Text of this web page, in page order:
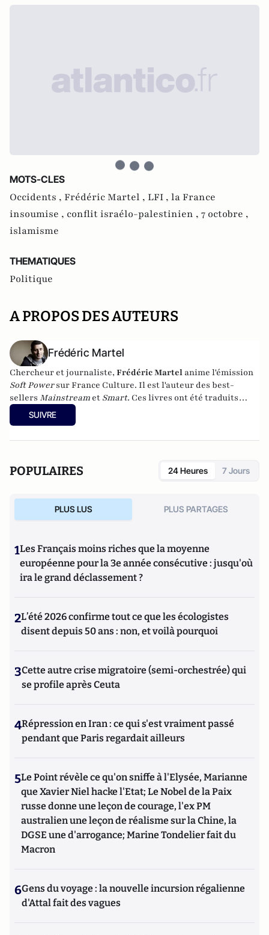
MOTS-CLES
Occidents , Frédéric Martel , LFI , la France
insoumise , conflit israélo-palestinien , 7 octobre ,
islamisme
THEMATIQUES
Politique
A PROPOS DES AUTEURS
Frédéric Martel
Chercheur et journaliste, Frédéric Martel anime l'émission
Soft Powersur France Culture. Il est l'auteur des best-
sellers Mainstream et Smart. Ces livres ont été traduits
dans une vingtaine de pays et sont disponibles en poche
(Champs-Flammarion).
SUIVRE
POPULAIRES 24 Heures 7 Jours
PLUS LUS PLUS PARTAGES
1Les Français moins riches que la moyenne
européenne pour la 3e année consécutive : jusqu'où
ira le grand déclassement ?
2L’été 2026 confirme tout ce que les écologistes
disent depuis 50 ans : non, et voilà pourquoi
3Cette autre crise migratoire (semi-orchestrée) qui
se profile après Ceuta
4Répression en Iran : ce qui s'est vraiment passé
pendant que Paris regardait ailleurs
5Le Point révèle ce qu'on sniffe à l'Elysée, Marianne
que Xavier Niel hacke l'Etat; Le Nobel de la Paix
russe donne une leçon de courage, l'ex PM
australien une leçon de réalisme sur la Chine, la
DGSE une d'arrogance; Marine Tondelier fait du
Macron
6Gens du voyage : la nouvelle incursion régalienne
d'Attal fait des vagues